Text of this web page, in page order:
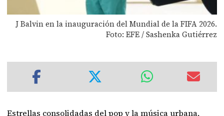
J Balvin en la inauguración del Mundial de la FIFA 2026.
Foto: EFE / Sashenka Gutiérrez
Estrellas consolidadas del pop y la música urbana,